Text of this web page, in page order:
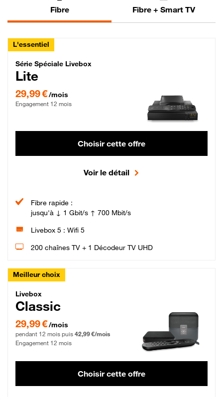
Fibre Fibre + Smart TV
L'essentiel
Série Spéciale Livebox Lite Fibre
Série Spéciale Livebox
Lite
29,99 €/mois
Engagement 12 mois
Choisir cette offre
Voir le détail
Fibre rapide :
jusqu'à ↓ 1 Gbit/s ↑ 700 Mbit/s
Livebox 5 : Wifi 5
200 chaînes TV + 1 Décodeur TV UHD
Meilleur choix
Livebox Classic Fibre
Livebox
Classic
29,99 € par mois pendant 12 mois puis 42,99 € par mois, Engagement 12 mois
29,99 €/mois
pendant 12 mois puis 42,99 €/mois
Engagement 12 mois
Choisir cette offre